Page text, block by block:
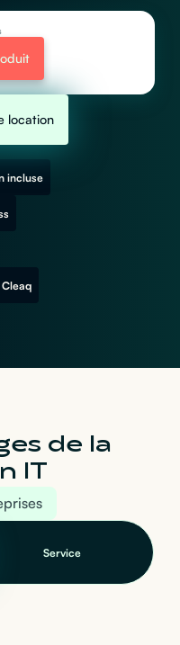
incluse
location
de la
IT
Service